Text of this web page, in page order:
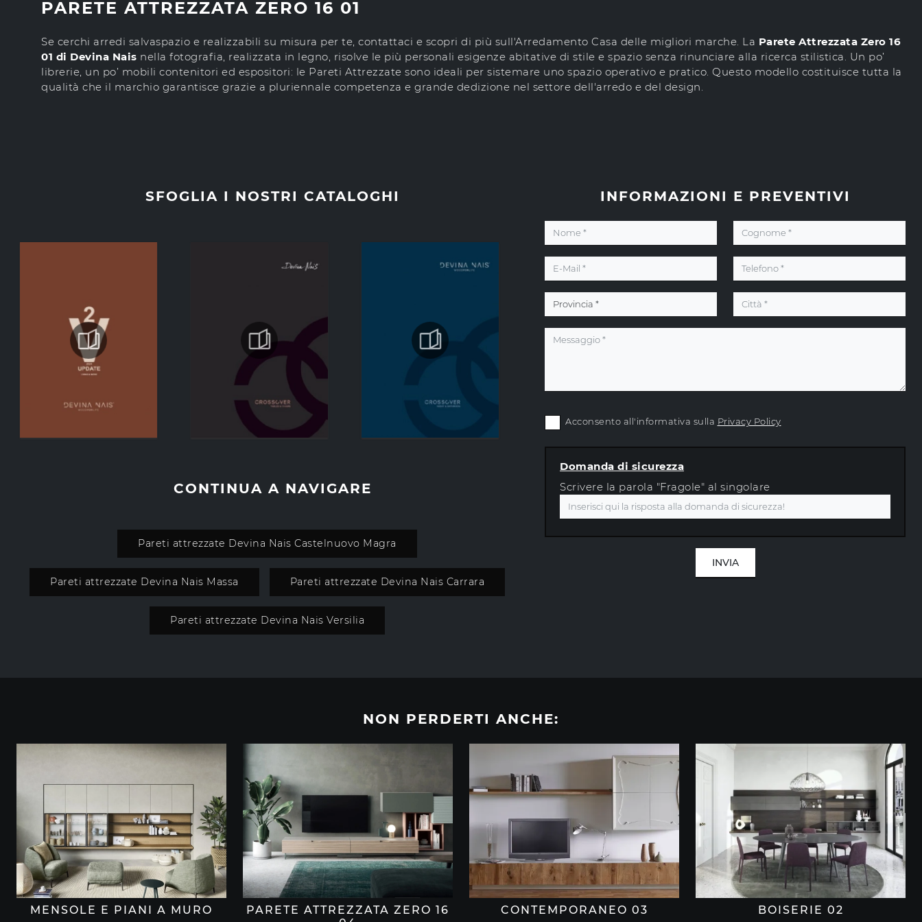
PARETE ATTREZZATA ZERO 16 01
Se cerchi arredi salvaspazio e realizzabili su misura per te, contattaci e scopri di più sull'Arredamento Casa delle migliori marche. La Parete Attrezzata Zero 16
01 di Devina Nais nella fotografia, realizzata in legno, risolve le più personali esigenze abitative di stile e spazio senza rinunciare alla ricerca stilistica. Un po’
librerie, un po’ mobili contenitori ed espositori: le Pareti Attrezzate sono ideali per sistemare uno spazio operativo e pratico. Questo modello costituisce tutta la
qualità che il marchio garantisce grazie a pluriennale competenza e grande dedizione nel settore dell'arredo e del design.
SFOGLIA I NOSTRI CATALOGHI
CONTINUA A NAVIGARE
Pareti attrezzate Devina Nais Castelnuovo Magra
Pareti attrezzate Devina Nais Massa Pareti attrezzate Devina Nais Carrara
Pareti attrezzate Devina Nais Versilia
INFORMAZIONI E PREVENTIVI
Acconsento all'informativa sulla Privacy Policy
Domanda di sicurezza
Scrivere la parola "Fragole" al singolare
INVIA
NON PERDERTI ANCHE:
MENSOLE E PIANI A MURO
PARETE ATTREZZATA ZERO 16
CONTEMPORANEO 03 BOISERIE 02